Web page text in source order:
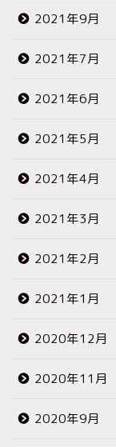
2021年9月
2021年7月
2021年6月
2021年5月
2021年4月
2021年3月
2021年2月
2021年1月
2020年12月
2020年11月
2020年9月